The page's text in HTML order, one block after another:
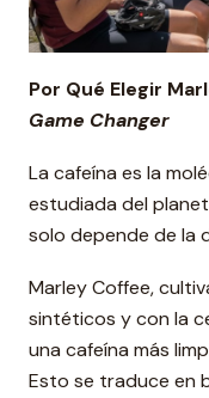
Por Qué Elegir
Game Changer
La cafeína es la
estudiada del
solo depende de la
Marley Coffee,
sintéticos y con la
una cafeína más
Esto se traduce en